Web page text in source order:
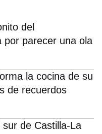
del
por parecer una ola
la cocina de su
de recuerdos
de Castilla-La